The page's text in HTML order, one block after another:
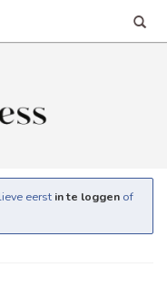
eerst in te loggen of